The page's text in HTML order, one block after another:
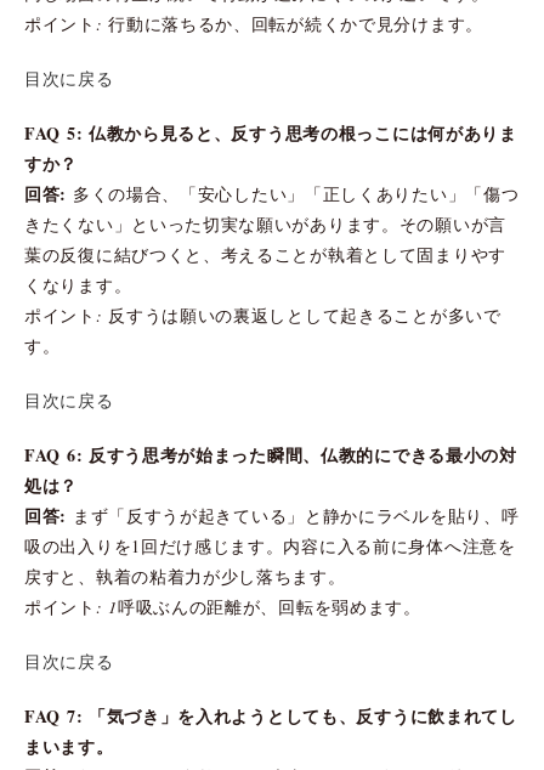
ポイント: 行動に落ちるか、回転が続くかで見分けます。
目次に戻る
FAQ 5: 仏教から見ると、反すう思考の根っこには何がありま
すか？
回答: 多くの場合、「安心したい」「正しくありたい」「傷つ
きたくない」といった切実な願いがあります。その願いが言
葉の反復に結びつくと、考えることが執着として固まりやす
くなります。
ポイント: 反すうは願いの裏返しとして起きることが多いで
す。
目次に戻る
FAQ 6: 反すう思考が始まった瞬間、仏教的にできる最小の対
処は？
回答: まず「反すうが起きている」と静かにラベルを貼り、呼
吸の出入りを1回だけ感じます。内容に入る前に身体へ注意を
戻すと、執着の粘着力が少し落ちます。
ポイント: 1呼吸ぶんの距離が、回転を弱めます。
目次に戻る
FAQ 7: 「気づき」を入れようとしても、反すうに飲まれてし
まいます。